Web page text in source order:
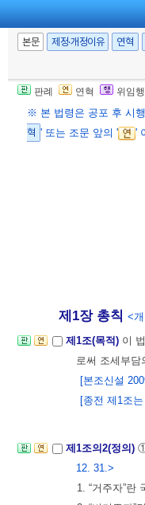
타법개정]
본문 제정·개정이유 연혁
판례 연혁 위임
※ 본 법령은 공포 후 시
혁 ' 또는 조문 앞의 ' '
제1장 총칙 <
제1조(목적) 이
로써 조세부
[본조신설
[종전 제1조
제1조의2(정의)
12. 31.>
1. “거주자”란